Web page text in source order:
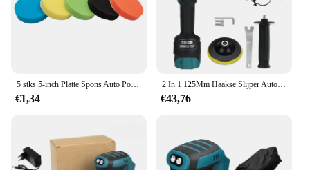
5 stks 5-inch Platte Spons Auto Polijstmachine Waxen Pads Buffing Kit Voor Boot Auto Polish Buffer Boor Wiel polijsten Verwijdert Krassen
€1,34
2 In 1 125Mm Haakse Slijper Auto Polijstmachine Borstelloze Oplaadbare Variabele Snelheid Auto Waxen Polijstmachine Voor Makita Batterij
€43,76